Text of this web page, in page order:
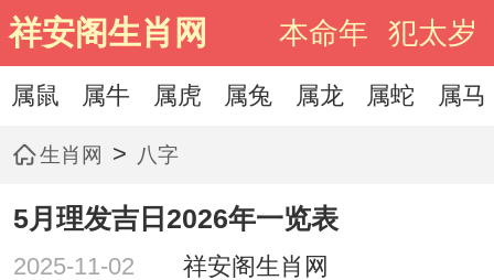
祥安阁生肖网 本命年 犯太岁
属鼠 属牛 属虎 属兔 属龙 属蛇 属马
生肖网 > 八字
5月理发吉日2026年一览表
2025-11-02 祥安阁生肖网